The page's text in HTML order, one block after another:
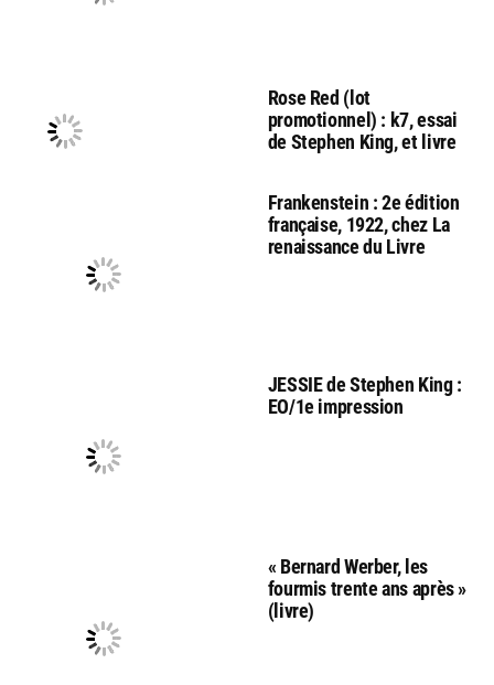
Rose Red (lot
promotionnel) : k7, essai
de Stephen King, et livre
Frankenstein : 2e édition
française, 1922, chez La
renaissance du Livre
JESSIE de Stephen King :
EO/1e impression
« Bernard Werber, les
fourmis trente ans après »
(livre)